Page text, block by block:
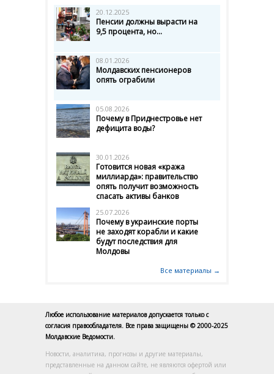
20.12.2025
Пенсии должны вырасти на
9,5 процента, но...
08.01.2026
Молдавских пенсионеров
опять ограбили
05.08.2026
Почему в Приднестровье нет
дефицита воды?
30.01.2026
Готовится новая «кража
миллиарда»: правительство
опять получит возможность
спасать активы банков
25.07.2026
Почему в украинские порты
не заходят корабли и какие
будут последствия для
Молдовы
Все материалы →
Любое использование материалов допускается только с
согласия правообладателя. Все права защищены © 2000-2025
Молдавские Ведомости.
Новости, аналитика, прогнозы и другие материалы,
представленные на данном сайте, не являются офертой или